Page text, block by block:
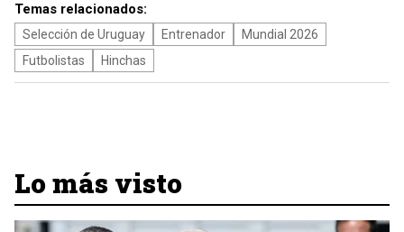
Temas relacionados:
Selección de Uruguay Entrenador
Mundial 2026
Futbolistas
Hinchas
Lo más visto